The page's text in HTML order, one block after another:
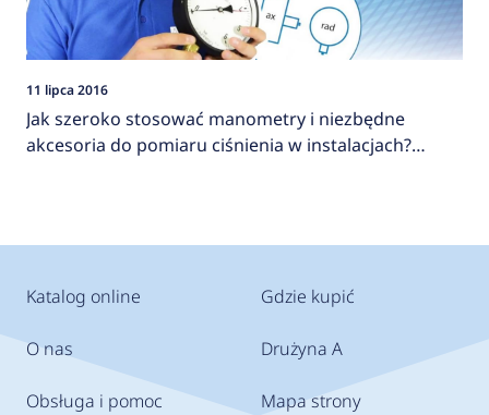
11 lipca 2016
Jak szeroko stosować manometry i niezbędne
akcesoria do pomiaru ciśnienia w instalacjach?
Katalog online
O nas
Obsługa i pomoc
Gdzie kupić
Drużyna A
Mapa strony